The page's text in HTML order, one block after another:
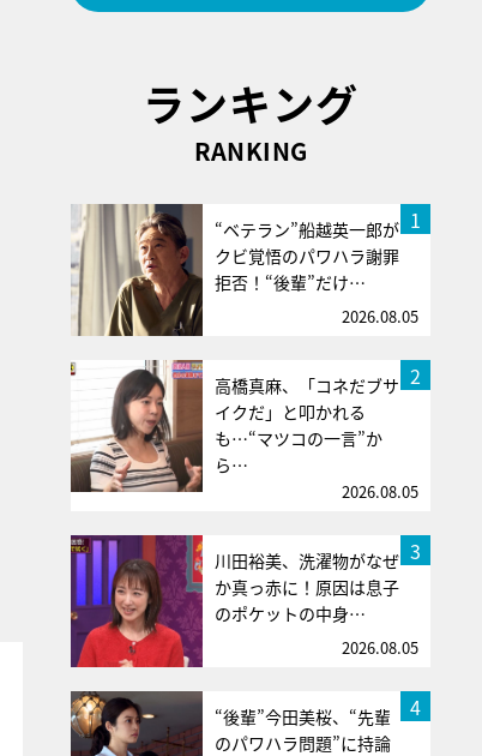
ランキング
RANKING
1
“ベテラン”船越英一郎が
クビ覚悟のパワハラ謝罪
拒否！“後輩”だけ…
2026.08.05
2
高橋真麻、「コネだブサ
イクだ」と叩かれる
も…“マツコの一言”か
ら…
2026.08.05
3
川田裕美、洗濯物がなぜ
か真っ赤に！原因は息子
のポケットの中身…
2026.08.05
4
“後輩”今田美桜、“先輩
のパワハラ問題”に持論